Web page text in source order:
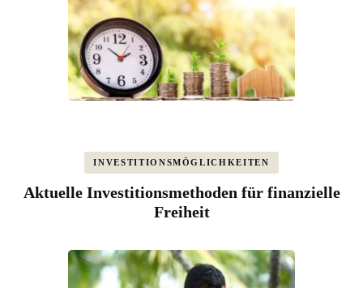
INVESTITIONSMÖGLICHKEITEN
Aktuelle Investitionsmethoden für finanzielle
Freiheit